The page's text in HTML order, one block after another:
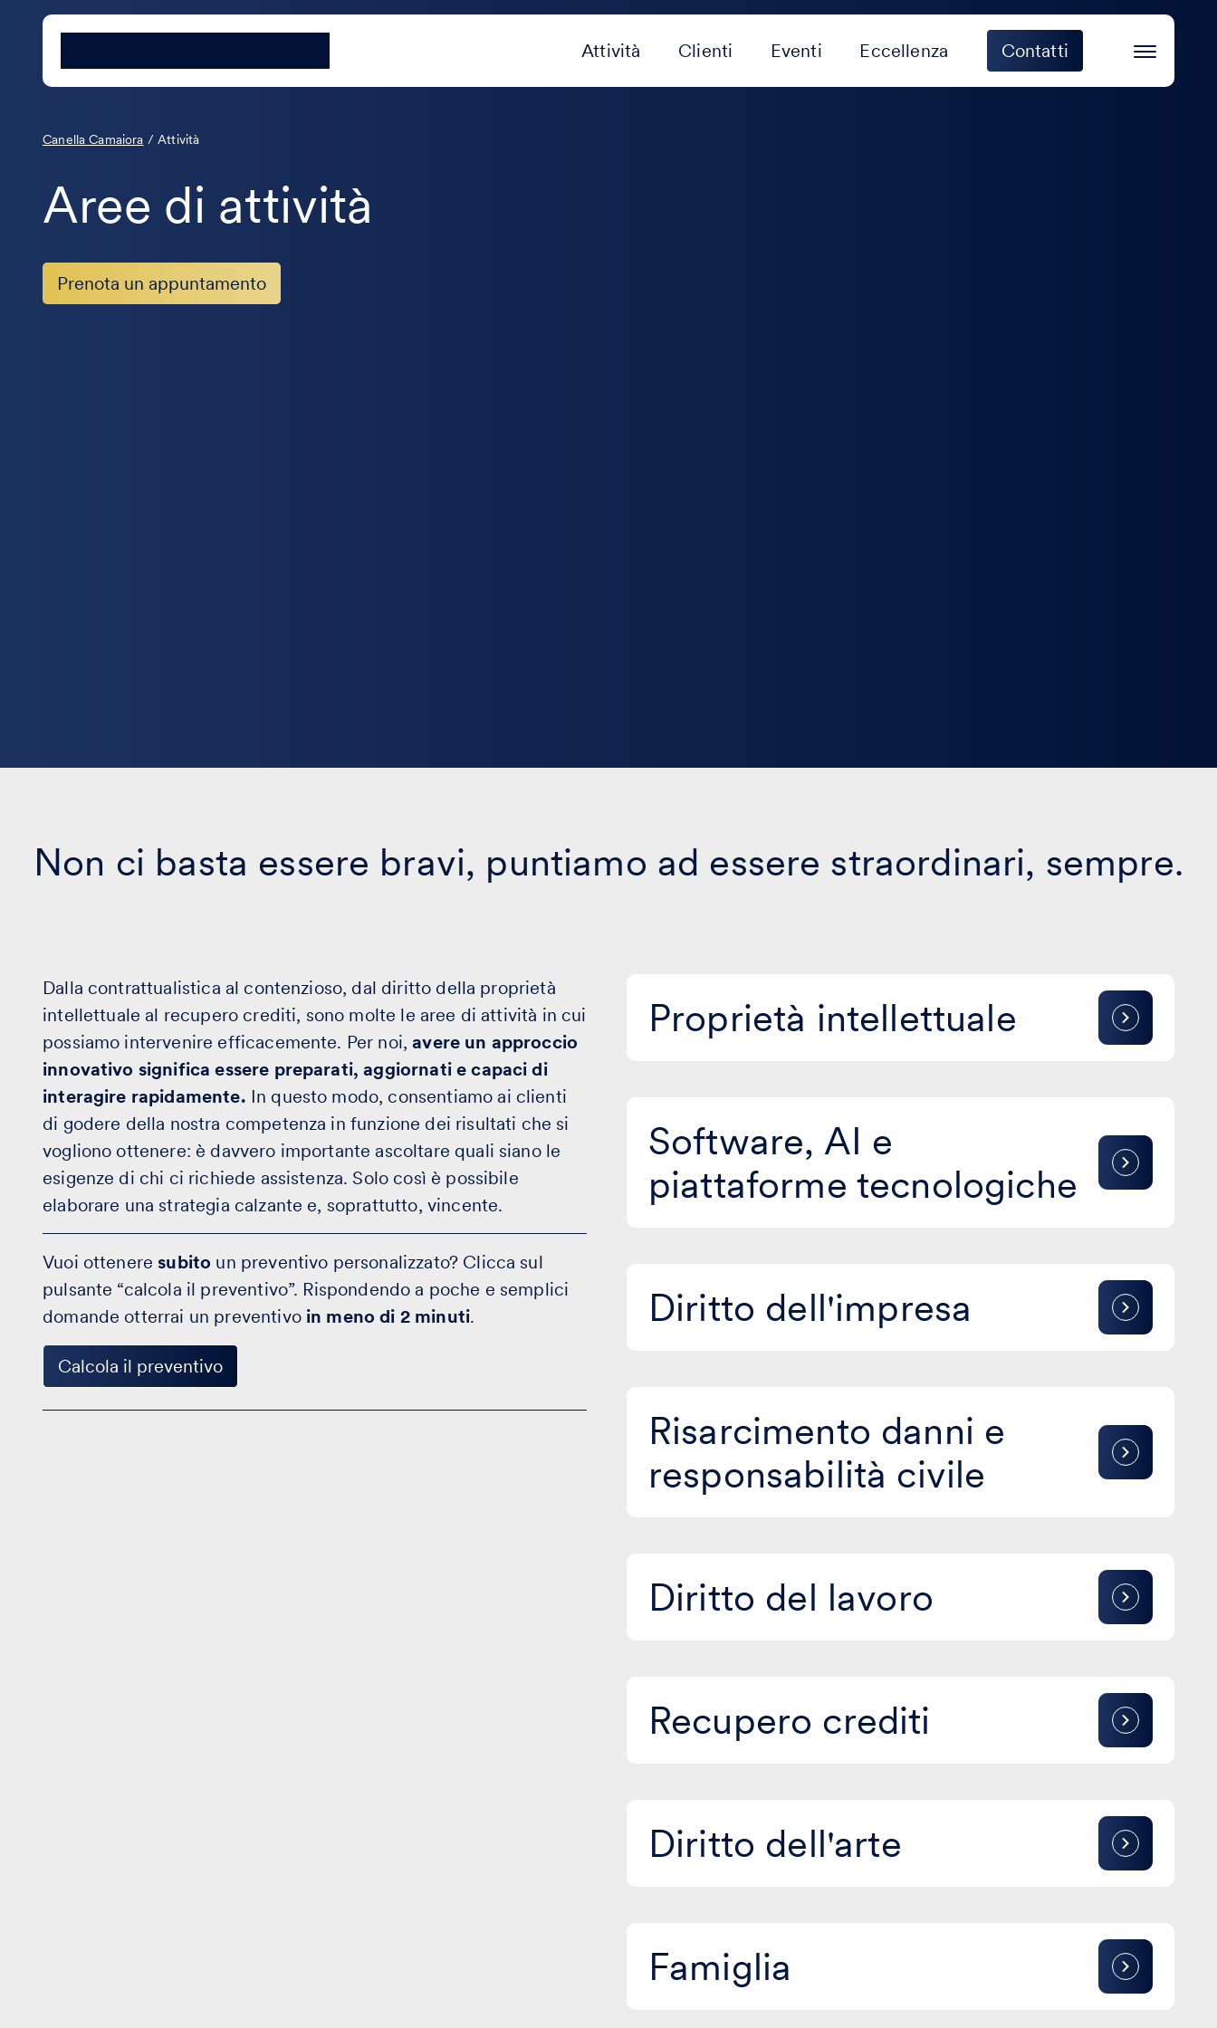
Attività Clienti Eventi Eccellenza Contatti
Canella Camaiora /Attività
Aree di attività
Prenota un appuntamento
Non ci basta essere bravi, puntiamo ad essere straordinari, sempre.
Dalla contrattualistica al contenzioso, dal diritto della proprietà
intellettuale al recupero crediti, sono molte le aree di attività in cui
possiamo intervenire efficacemente. Per noi,avere un approccio
innovativo significa essere preparati, aggiornati e capaci di
interagire rapidamente. In questo modo, consentiamo ai clienti
di godere della nostra competenza in funzione dei risultati che si
vogliono ottenere: è davvero importante ascoltare quali siano le
esigenze di chi ci richiede assistenza. Solo così è possibile
elaborare una strategia calzante e, soprattutto, vincente.
Vuoi otteneresubito un preventivo personalizzato? Clicca sul
pulsante “calcola il preventivo”. Rispondendo a poche e semplici
domande otterrai un preventivo in meno di 2 minuti.
Calcola il preventivo
Proprietà intellettuale
Proprietà
intellettuale
Software, AI e
piattaforme tecnologiche
Software,
AI
piattaforme
tecnologiche
Diritto dell'impresa
Diritto
dell'impresa
Risarcimento danni e
responsabilità civile
Risarcimento
danni
responsabilità
civile
Diritto del lavoro
Diritto
Recupero crediti
Recupero
crediti
Diritto dell'arte
Diritto
dell'arte
Famiglia
Famiglia